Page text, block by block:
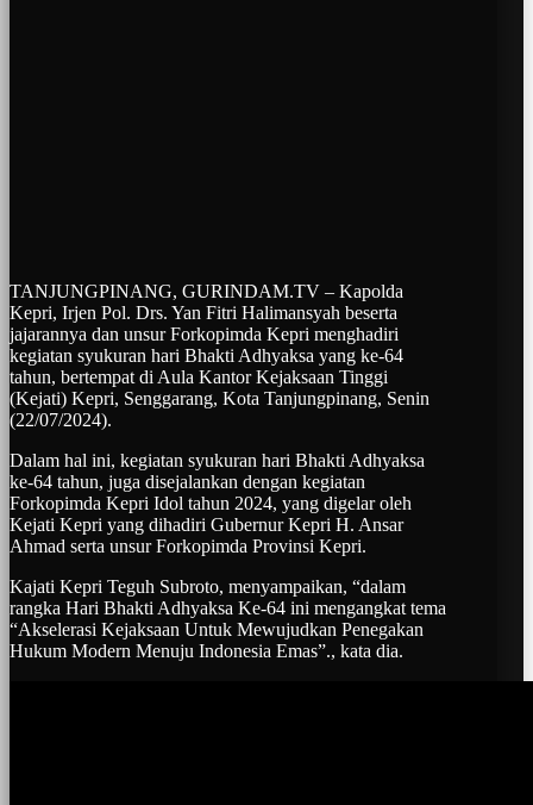
TANJUNGPINANG, GURINDAM.TV – Kapolda
Kepri, Irjen Pol. Drs. Yan Fitri Halimansyah beserta
jajarannya dan unsur Forkopimda Kepri menghadiri
kegiatan syukuran hari Bhakti Adhyaksa yang ke-64
tahun, bertempat di Aula Kantor Kejaksaan Tinggi
(Kejati) Kepri, Senggarang, Kota Tanjungpinang, Senin
(22/07/2024).
Dalam hal ini, kegiatan syukuran hari Bhakti Adhyaksa
ke-64 tahun, juga disejalankan dengan kegiatan
Forkopimda Kepri Idol tahun 2024, yang digelar oleh
Kejati Kepri yang dihadiri Gubernur Kepri H. Ansar
Ahmad serta unsur Forkopimda Provinsi Kepri.
Kajati Kepri Teguh Subroto, menyampaikan, “dalam
rangka Hari Bhakti Adhyaksa Ke-64 ini mengangkat tema
“Akselerasi Kejaksaan Untuk Mewujudkan Penegakan
Hukum Modern Menuju Indonesia Emas”., kata dia.